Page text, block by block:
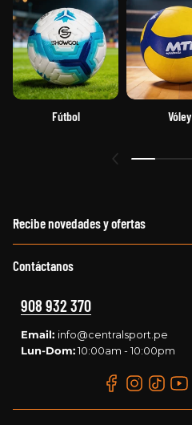
Fútbol Vóley
Recibe novedades y ofertas
Contáctanos
908 932 370
Email: info@centralsport.pe
Lun-Dom: 10:00am - 10:00pm